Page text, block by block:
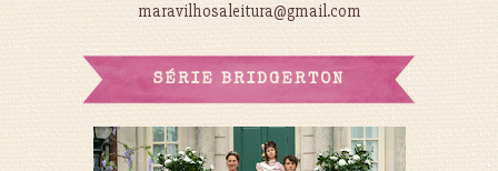
maravilhosaleitura@gmail.com
SÉRIE BRIDGERTON